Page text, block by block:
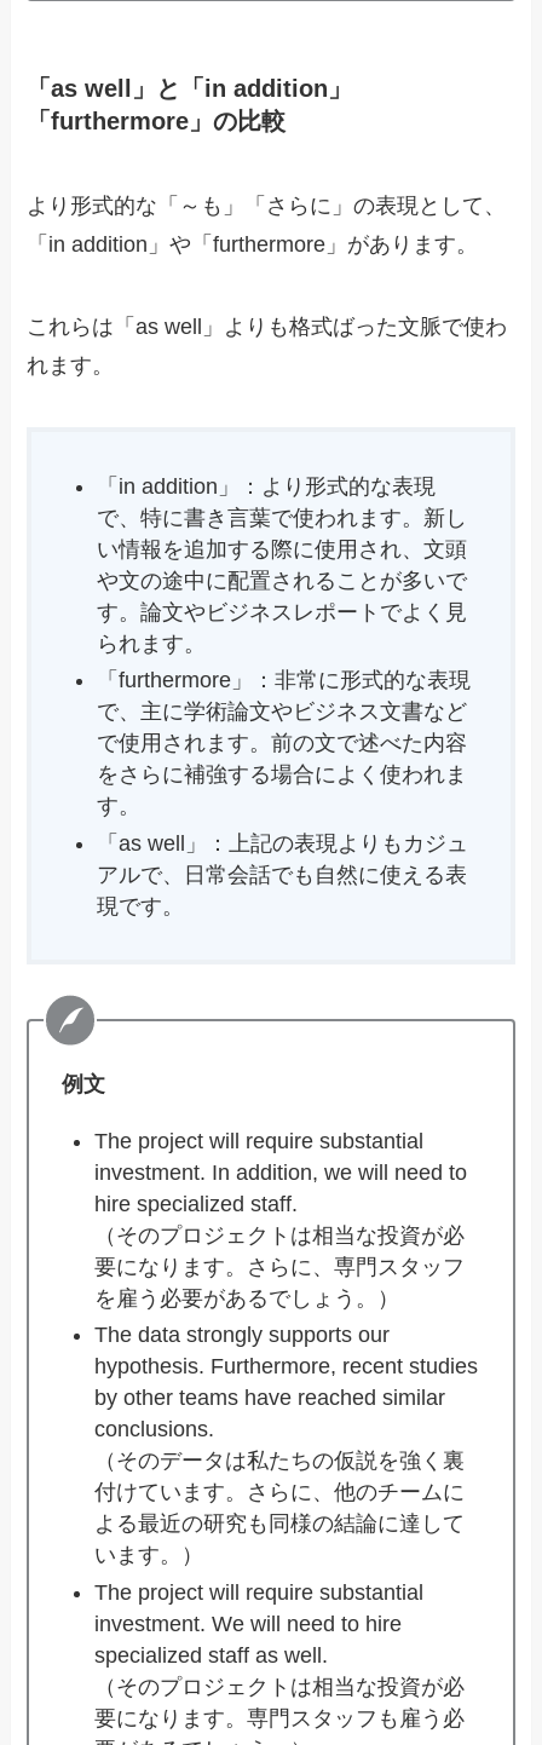
「as well」と「in addition」
「furthermore」の比較
より形式的な「～も」「さらに」の表現として、
「in addition」や「furthermore」があります。
これらは「as well」よりも格式ばった文脈で使わ
れます。
「in addition」：より形式的な表現
で、特に書き言葉で使われます。新し
い情報を追加する際に使用され、文頭
や文の途中に配置されることが多いで
す。論文やビジネスレポートでよく見
られます。
「furthermore」：非常に形式的な表現
で、主に学術論文やビジネス文書など
で使用されます。前の文で述べた内容
をさらに補強する場合によく使われま
す。
「as well」：上記の表現よりもカジュ
アルで、日常会話でも自然に使える表
現です。
例文
The project will require substantial
investment. In addition, we will need to
hire specialized staff.
（そのプロジェクトは相当な投資が必
要になります。さらに、専門スタッフ
を雇う必要があるでしょう。）
The data strongly supports our
hypothesis. Furthermore, recent studies
by other teams have reached similar
conclusions.
（そのデータは私たちの仮説を強く裏
付けています。さらに、他のチームに
よる最近の研究も同様の結論に達して
います。）
The project will require substantial
investment. We will need to hire
specialized staff as well.
（そのプロジェクトは相当な投資が必
要になります。専門スタッフも雇う必